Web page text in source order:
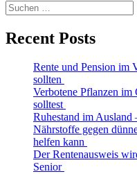
Recent Posts
Rente und Pension im
sollten
Verbotene Pflanzen im
solltest
Ruhestand im Ausland
Nährstoffe gegen
helfen kann
Der Rentenausweis
Senior